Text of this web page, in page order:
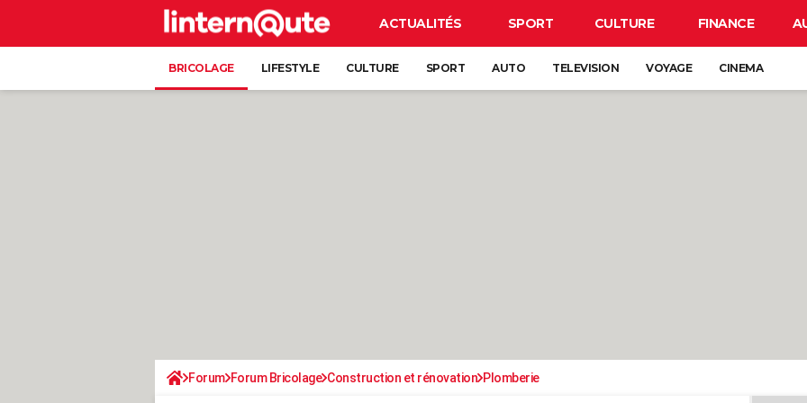
ACTUALITÉS SPORT CULTURE FINANCE
BRICOLAGE LIFESTYLE CULTURE SPORT AUTO TELEVISION VOYAGE CINEMA
Forum Forum Bricolage Construction et rénovation Plomberie